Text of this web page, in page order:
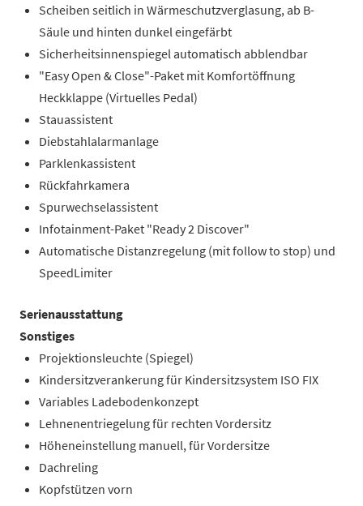
Scheiben seitlich in Wärmeschutzverglasung, ab B-
Säule und hinten dunkel eingefärbt
Sicherheitsinnenspiegel automatisch abblendbar
"Easy Open & Close"-Paket mit Komfortöffnung
Heckklappe (Virtuelles Pedal)
Stauassistent
Diebstahlalarmanlage
Parklenkassistent
Rückfahrkamera
Spurwechselassistent
Infotainment-Paket "Ready 2 Discover"
Automatische Distanzregelung (mit follow to stop) und
SpeedLimiter
Serienausstattung
Sonstiges
Projektionsleuchte (Spiegel)
Kindersitzverankerung für Kindersitzsystem ISO FIX
Variables Ladebodenkonzept
Lehnenentriegelung für rechten Vordersitz
Höheneinstellung manuell, für Vordersitze
Dachreling
Kopfstützen vorn